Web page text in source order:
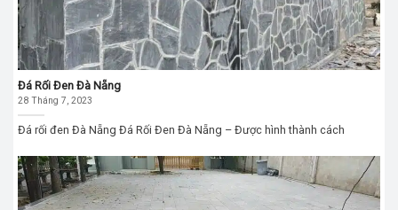
Đá Rối Đen Đà Nẵng
28 Tháng 7, 2023
Đá rối đen Đà Nẵng Đá Rối Đen Đà Nẵng – Được hình thành cách